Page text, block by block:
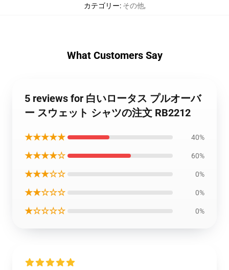
カテゴリー: その他,
What Customers Say
5 reviews for 白いロータス プルオーバ
ー スウェット シャツの注文 RB2212
★★★★★ 40%
★★★★☆ 60%
★★★☆☆ 0%
★★☆☆☆ 0%
★☆☆☆☆ 0%